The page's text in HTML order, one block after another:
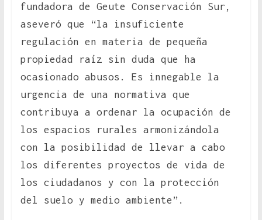
fundadora de Geute Conservación Sur,
aseveró que “la insuficiente
regulación en materia de pequeña
propiedad raíz sin duda que ha
ocasionado abusos. Es innegable la
urgencia de una normativa que
contribuya a ordenar la ocupación de
los espacios rurales armonizándola
con la posibilidad de llevar a cabo
los diferentes proyectos de vida de
los ciudadanos y con la protección
del suelo y medio ambiente”.